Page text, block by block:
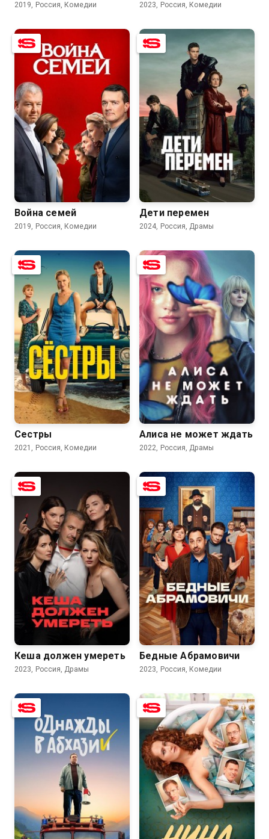
2019, Россия, Комедии 2023, Россия, Комедии
6.1
Война семей
2019, Россия, Комедии
7.6 5.5
Дети перемен
2024, Россия, Драмы
8.0 6.7
Сестры
2021, Россия, Комедии
7.5 6.7
Алиса не может ждать
2022, Россия, Драмы
7.4 6.2
Кеша должен умереть
2023, Россия, Драмы
7.6 6.2
Бедные Абрамовичи
2023, Россия, Комедии